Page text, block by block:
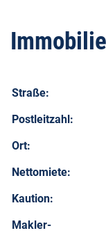
Straße:
Postleitzahl:
Ort:
Nettomiete:
Kaution:
Makler-